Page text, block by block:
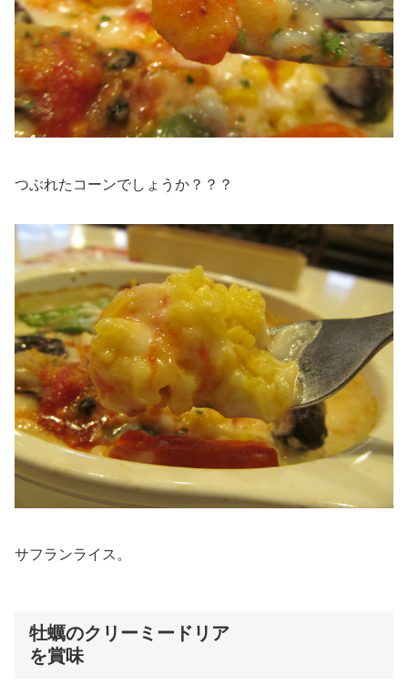
つぶれたコーンでしょうか？？？
サフランライス。
牡蠣のクリーミードリア
を賞味